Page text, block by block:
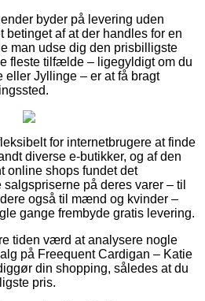
byder på levering uden
betinget af at der handles for en
man udse dig den prisbilligste
fleste tilfælde – ligegyldigt om du
Jyllinge – er at få bragt
for internetbrugere at finde
diverse e-butikker, og af den
online shops fundet det
på deres varer – til
også til mænd og kvinder –
gange frembyde gratis levering.
tiden værd at analysere nogle
på Freequent Cardigan – Katie
din shopping, således at du
pris.